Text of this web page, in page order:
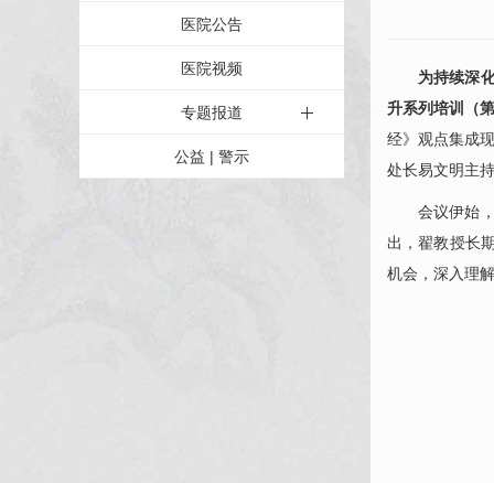
医院公告
医院视频
专题报道
公益 | 警示
为持续深
升系列培训（
经》观点集成
处长易文明主
会议伊始
出，翟教授长
机会，深入理